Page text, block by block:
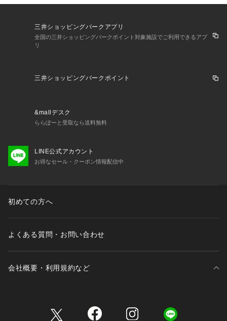
また、ご覧いただいているモニター画面や、お使いのブラウザ
お色の違いがございますことをあらかじめご了承くださいま
三井ショッピングパークアプリ
全国の三井ショッピングパークポイント対象施設でご利用できるアプ
リ
三井ショッピングパークポイント
&mallデスク
ららぽーと受取なら送料無料
LINE公式アカウント
お得なセール・クーポン情報配信中
初めての方へ
よくある質問・お問い合わせ
会社概要・利用規約など